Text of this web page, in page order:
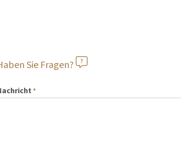
Sie Fragen?
*